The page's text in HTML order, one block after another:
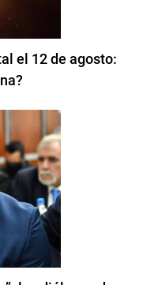
el 12 de agosto: